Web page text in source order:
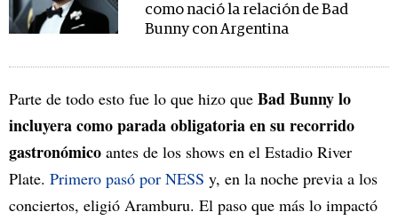
como nació la relación de Bad
Bunny con Argentina
Parte de todo esto fue lo que hizo que Bad Bunny lo
incluyera como parada obligatoria en su recorrido
gastronómico antes de los shows en el Estadio River
Plate. Primero pasó por NESS y, en la noche previa a los
conciertos, eligió Aramburu. El paso que más lo impactó